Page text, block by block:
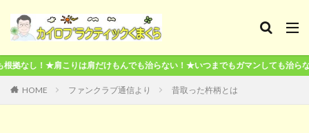
だけもんでも治らない！★いつまでもガマンしても治らない！★本気で治し
HOME ファンクラブ通信より 昔取った杵柄とは